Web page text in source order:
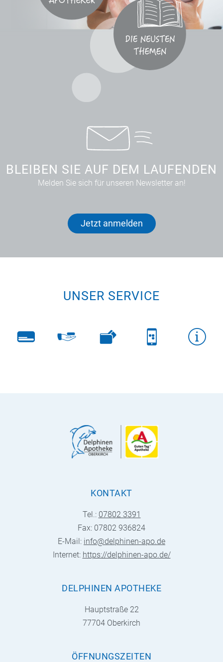
BLEIBEN SIE AUF DEM LAUFENDEN
Melden Sie sich für unseren Newsletter an!
Jetzt anmelden
UNSER SERVICE
KONTAKT
Tel.: 07802 3391
Fax: 07802 936824
E-Mail: info@delphinen-apo.de
Internet: https://delphinen-apo.de/
DELPHINEN APOTHEKE
Hauptstraße 22
77704 Oberkirch
ÖFFNUNGSZEITEN